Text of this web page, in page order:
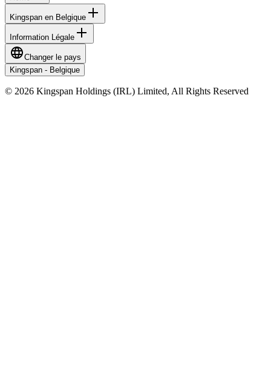
Kingspan en Belgique
Information Légale
Changer le pays
Kingspan - Belgique
© 2026 Kingspan Holdings (IRL) Limited, All Rights Reserved